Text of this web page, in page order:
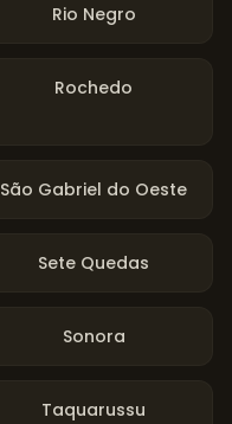
Rio Negro
Rochedo
São Gabriel do Oeste
Sete Quedas
Sonora
Taquarussu